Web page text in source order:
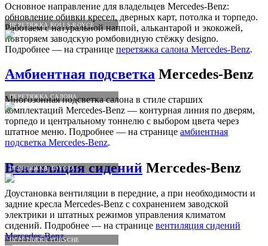
ПЕРЕТЯЖКА ROLLS-ROYCE
ПЕРЕТЯЖКА САЛОНА
ПЕРЕТЯЖКА TOYOTA
ПЕРЕТЯЖКА PORSCHE
Основное направление для владельцев Mercedes-Benz:
обновление обивки кресел, дверных карт, потолка и торпедо.
Работаем с натуральной наппой, алькантарой и экокожей,
повторяем заводскую ромбовидную стёжку designo.
Подробнее — на странице перетяжка салона Mercedes-Benz.
Амбиентная подсветка Mercedes-Benz
Многозонная подсветка салона в стиле старших
комплектаций Mercedes-Benz — контурная линия по дверям,
торпедо и центральному тоннелю с выбором цвета через
штатное меню. Подробнее — на странице амбиентная
подсветка Mercedes-Benz.
Вентиляция сидений Mercedes-Benz
Доустановка вентиляции в передние, а при необходимости и
задние кресла Mercedes-Benz с сохранением заводской
электрики и штатных режимов управления климатом
сидений. Подробнее — на странице вентиляция сидений
Mercedes-Benz.